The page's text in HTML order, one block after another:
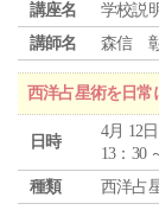
講座名
学校説
講師名
森信 彰
西洋占星術を日常
日時
4月 12日
13：30
種類
西洋占